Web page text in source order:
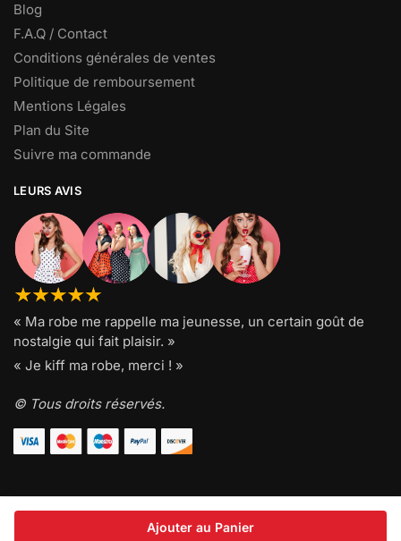
Ajouter au Panier
Blog
F.A.Q / Contact
Conditions générales de ventes
Politique de remboursement
Mentions Légales
Plan du Site
Suivre ma commande
LEURS AVIS
« Ma robe me rappelle ma jeunesse, un certain goût de
nostalgie qui fait plaisir. »
« Je kiff ma robe, merci ! »
© Tous droits réservés.